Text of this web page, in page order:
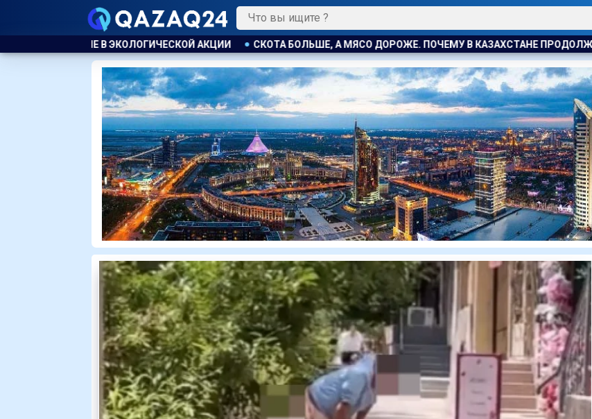
СКОТА БОЛЬШЕ, А МЯСО ДОРОЖЕ. ПОЧЕМУ В КАЗАХСТАНЕ ПРОДОЛЖАЮТ РАСТИ ЦЕНЫ НА БАРАНИНУ И КОНИНУ